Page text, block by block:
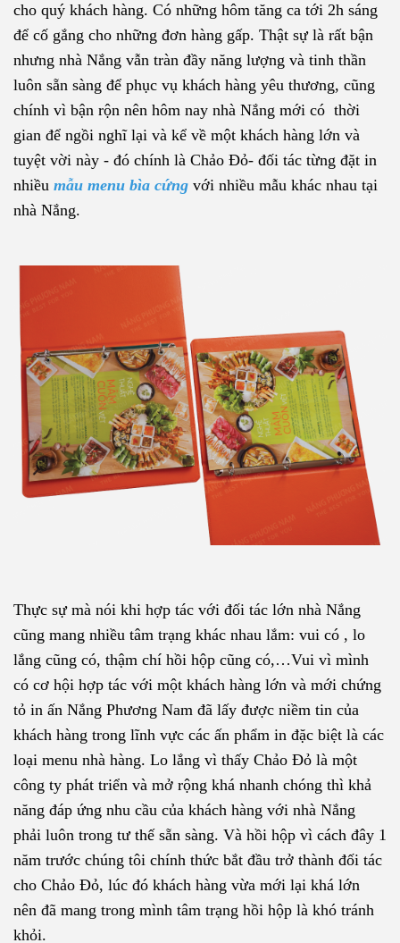
cho quý khách hàng. Có những hôm tăng ca tới 2h sáng
để cố gắng cho những đơn hàng gấp. Thật sự là rất bận
nhưng nhà Nắng vẫn tràn đầy năng lượng và tinh thần
luôn sẵn sàng để phục vụ khách hàng yêu thương, cũng
chính vì bận rộn nên hôm nay nhà Nắng mới có thời
gian để ngồi nghĩ lại và kể về một khách hàng lớn và
tuyệt vời này - đó chính là Chảo Đỏ- đối tác từng đặt in
nhiều mẫu menu bìa cứng với nhiều mẫu khác nhau tại
nhà Nắng.
Thực sự mà nói khi hợp tác với đối tác lớn nhà Nắng
cũng mang nhiều tâm trạng khác nhau lắm: vui có , lo
lắng cũng có, thậm chí hồi hộp cũng có,…Vui vì mình
có cơ hội hợp tác với một khách hàng lớn và mới chứng
tỏ in ấn Nắng Phương Nam đã lấy được niềm tin của
khách hàng trong lĩnh vực các ấn phẩm in đặc biệt là các
loại menu nhà hàng. Lo lắng vì thấy Chảo Đỏ là một
công ty phát triển và mở rộng khá nhanh chóng thì khả
năng đáp ứng nhu cầu của khách hàng với nhà Nắng
phải luôn trong tư thế sẵn sàng. Và hồi hộp vì cách đây 1
năm trước chúng tôi chính thức bắt đầu trở thành đối tác
cho Chảo Đỏ, lúc đó khách hàng vừa mới lại khá lớn
nên đã mang trong mình tâm trạng hồi hộp là khó tránh
khỏi.